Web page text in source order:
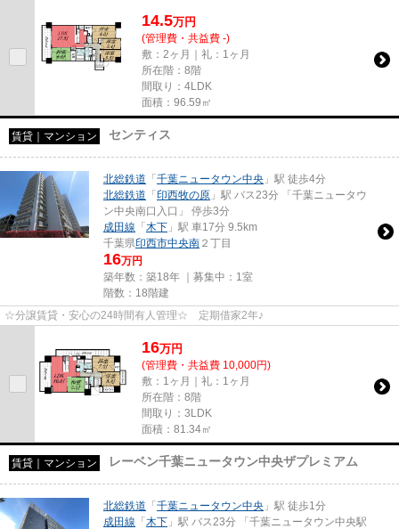
14.5万円
(管理費・共益費 -)
敷：2ヶ月｜礼：1ヶ月
所在階：8階
間取り：4LDK
面積：96.59㎡
賃貸｜マンション センティス
北総鉄道 「千葉ニュータウン中央 」駅 徒歩4分
北総鉄道 「印西牧の原 」駅 バス23分 「千葉ニュータウ
ン中央南口入口」 停歩3分
成田線 「木下 」駅 車17分 9.5km
千葉県印西市中央南 ２丁目
16万円
築年数：築18年 ｜募集中： 1室
階数：18階建
☆分譲賃貸・安心の24時間有人管理☆ 定期借家2年♪
16万円
(管理費・共益費 10,000円)
敷：1ヶ月｜礼：1ヶ月
所在階：8階
間取り：3LDK
面積：81.34㎡
賃貸｜マンション レーベン千葉ニュータウン中央ザプレミアム
北総鉄道 「千葉ニュータウン中央 」駅 徒歩1分
成田線 「木下 」駅 バス23分 「千葉ニュータウン中央駅